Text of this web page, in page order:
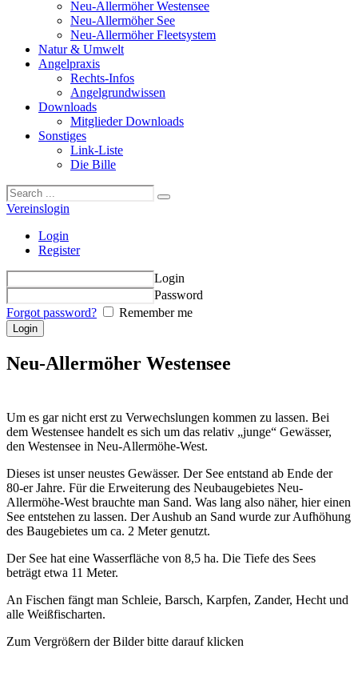
Neu-Allermöher Westensee
Neu-Allermöher See
Neu-Allermöher Fleetsystem
Natur & Umwelt
Angelpraxis
Rechts-Infos
Angelgrundwissen
Downloads
Mitglieder Downloads
Sonstiges
Link-Liste
Die Bille
Vereinslogin
Login
Register
Login
Password
Forgot password?
Remember me
Neu-Allermöher Westensee
Um es gar nicht erst zu Verwechslungen kommen zu lassen. Bei
dem Westensee handelt es sich um das relativ „junge“ Gewässer,
den Westensee in Neu-Allermöhe-West.
Dieses ist unser neustes Gewässer. Der See entstand ab Ende der
80-er Jahre. Für die Erweiterung des Neubaugebietes Neu-
Allermöhe-West brauchte man Sand. Was lang also näher, hier einen
See entstehen zu lassen. Der Aushub an Sand wurde zur Aufhöhung
des Baugebietes um ca. 2 Meter genutzt.
Der See hat eine Wasserfläche von 8,5 ha. Die Tiefe des Sees
beträgt etwa 11 Meter.
An Fischen fängt man Schleie, Barsch, Karpfen, Zander, Hecht und
alle Weißfischarten.
Zum Vergrößern der Bilder bitte darauf klicken